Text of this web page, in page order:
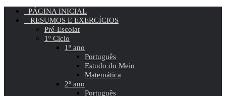
PÁGINA INICIAL
RESUMOS E EXERCÍCIOS
Pré-Escolar
1º Ciclo
1º ano
Português
Estudo do Meio
Matemática
2º ano
Português